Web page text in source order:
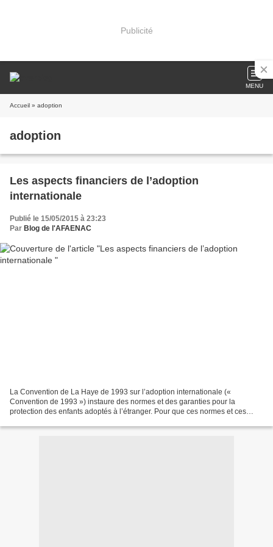
Publicité
MENU
Accueil » adoption
adoption
Les aspects financiers de l’adoption
internationale
Publié le 15/05/2015 à 23:23
Par Blog de l'AFAENAC
La Convention de La Haye de 1993 sur l’adoption internationale («
Convention de 1993 ») instaure des normes et des garanties pour la
protection des enfants adoptés à l’étranger. Pour que ces normes et ces